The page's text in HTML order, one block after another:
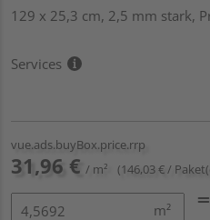
129 x 25,3 cm, 2,5 mm stark,
Services
vue.ads.buyBox.price.rrp
31,96 € / m² (146,03 € /
m²